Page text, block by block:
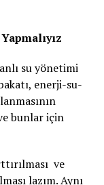
su yönetimi
enerji-su-
bunlar için
ve
lazım. Aynı